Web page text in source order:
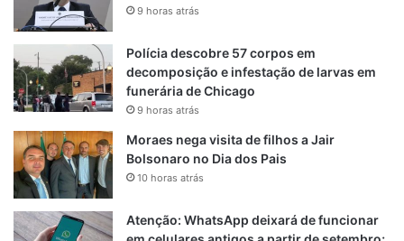
9 horas atrás
Polícia descobre 57 corpos em
decomposição e infestação de larvas em
funerária de Chicago
9 horas atrás
Moraes nega visita de filhos a Jair
Bolsonaro no Dia dos Pais
10 horas atrás
Atenção: WhatsApp deixará de funcionar